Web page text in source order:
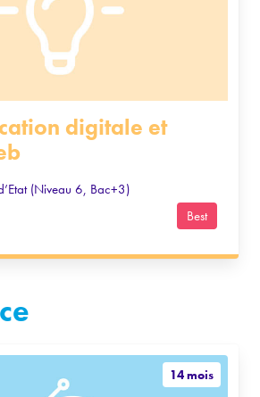
digitale et
(Niveau 6, Bac+3)
Best
14 mois